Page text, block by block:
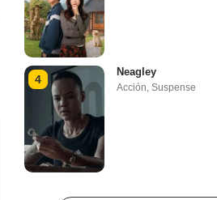
4
Neagley
Acción Suspense